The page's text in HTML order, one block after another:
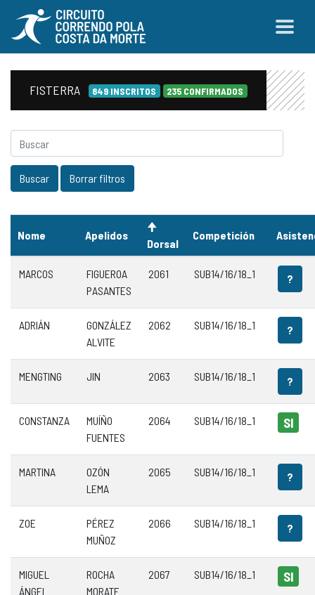
FISTERRA 849 INSCRITOS 235 CONFIRMADOS
Nome Apelidos
Dorsal
Competición
MARCOS
FIGUEROA
PASANTES
2061 SUB14/16/18_1 ?
ADRIÁN
GONZÁLEZ
ALVITE
2062 SUB14/16/18_1 ?
MENGTING JIN 2063 SUB14/16/18_1 ?
CONSTANZA
MUÍÑO
FUENTES
2064 SUB14/16/18_1 SI
MARTINA
OZÓN
LEMA
2065 SUB14/16/18_1 ?
ZOE
PÉREZ
MUÑOZ
2066 SUB14/16/18_1 ?
MIGUEL
ÁNGEL
ROCHA
MORATE
2067 SUB14/16/18_1 SI